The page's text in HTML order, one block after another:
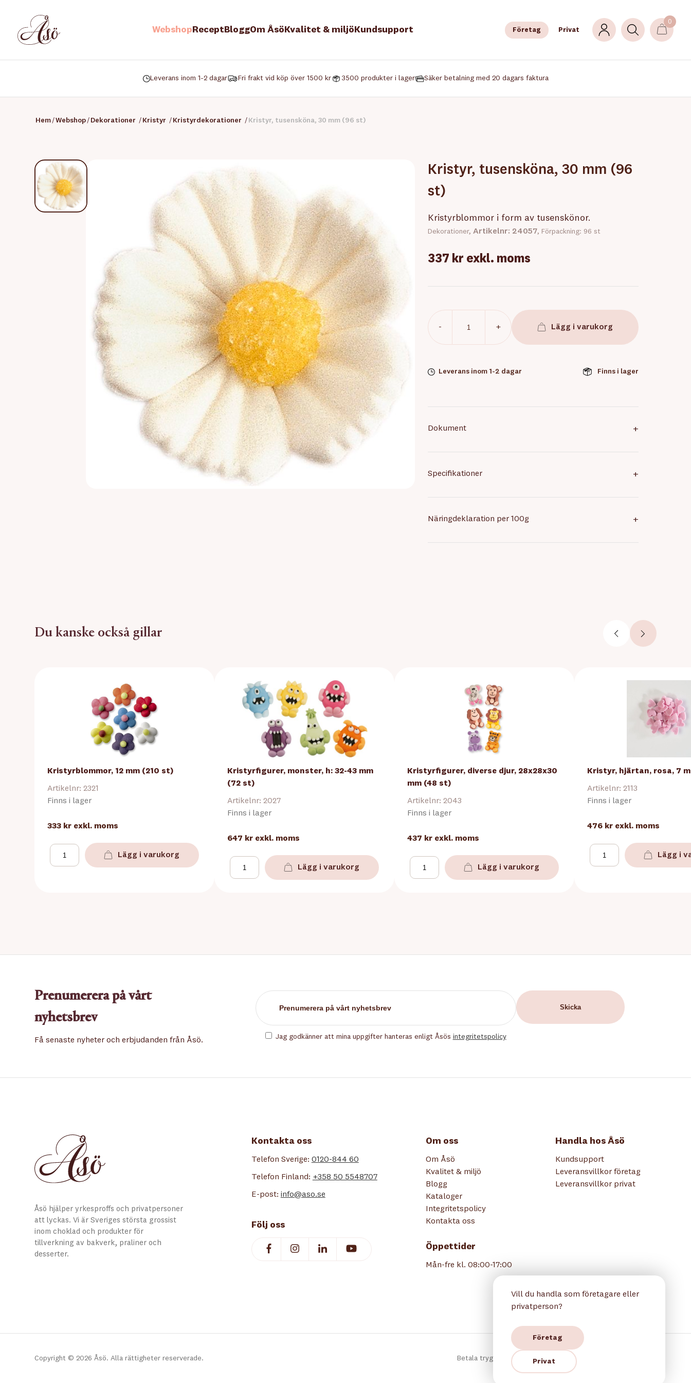
Webshop ReceptBloggOm Åsö Kvalitet & miljö Kundsupport Företag Privat
0
Leverans inom 1-2 dagar Fri frakt vid köp över 1500 kr 3500 produkter i lager Säker betalning med 20 dagars faktura
Hem /Webshop / Dekorationer / Kristyr / Kristyrdekorationer / Kristyr, tusensköna, 30 mm (96 st)
Kristyr, tusensköna, 30 mm (96
st)
Kristyrblommor i form av tusenskönor.
Dekorationer,Artikelnr: 24057, Förpackning: 96 st
337 kr exkl. moms
- + Lägg i varukorg
Leverans inom 1-2 dagar Finns i lager
Dokument +
Specifikationer +
Näringdeklaration per 100g +
Du kanske också gillar
Kristyrblommor, 12 mm (210 st)
Artikelnr: 2321
Finns i lager
333 kr exkl. moms
Lägg i varukorg
Kristyrfigurer, monster, h: 32-43 mm
(72 st)
Artikelnr: 2027
Finns i lager
647 kr exkl. moms
Lägg i varukorg
Kristyrfigurer, diverse djur, 28x28x30
mm (48 st)
Artikelnr: 2043
Finns i lager
437 kr exkl. moms
Lägg i varukorg
Kristyr, hjärtan, rosa, 7
Artikelnr: 2113
Finns i lager
476 kr exkl. moms
Lägg i
Prenumerera på vårt
nyhetsbrev
Få senaste nyheter och erbjudanden från Åsö. Jag godkänner att mina uppgifter hanteras enligt Åsös integritetspolicy
Åsö hjälper yrkesproffs och privatpersoner
att lyckas. Vi är Sveriges största grossist
inom choklad och produkter för
tillverkning av bakverk, praliner och
desserter.
Kontakta oss
Telefon Sverige: 0120-844 60
Telefon Finland: +358 50 5548707
E-post: info@aso.se
Följ oss
Om oss
Om Åsö
Kvalitet & miljö
Blogg
Kataloger
Integritetspolicy
Kontakta oss
Öppettider
Mån-fre kl. 08:00-17:00
Handla hos Åsö
Kundsupport
Leveransvillkor företag
Leveransvillkor privat
Copyright © 2026 Åsö. Alla rättigheter reserverade. Betala tryggt hos oss:
Vill du handla som företagare eller
privatperson?
Företag
Privat